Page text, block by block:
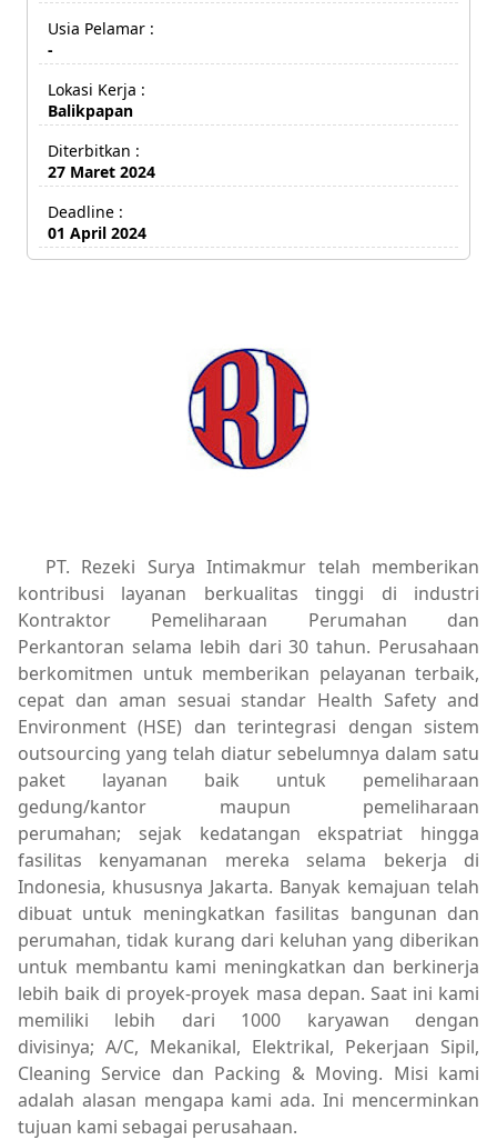
Usia Pelamar :
-
Lokasi Kerja :
Balikpapan
Diterbitkan :
27 Maret 2024
Deadline :
01 April 2024
PT. Rezeki Surya Intimakmur telah memberikan
kontribusi layanan berkualitas tinggi di industri
Kontraktor Pemeliharaan Perumahan dan
Perkantoran selama lebih dari 30 tahun. Perusahaan
berkomitmen untuk memberikan pelayanan terbaik,
cepat dan aman sesuai standar Health Safety and
Environment (HSE) dan terintegrasi dengan sistem
outsourcing yang telah diatur sebelumnya dalam satu
paket layanan baik untuk pemeliharaan
gedung/kantor maupun pemeliharaan
perumahan; sejak kedatangan ekspatriat hingga
fasilitas kenyamanan mereka selama bekerja di
Indonesia, khususnya Jakarta. Banyak kemajuan telah
dibuat untuk meningkatkan fasilitas bangunan dan
perumahan, tidak kurang dari keluhan yang diberikan
untuk membantu kami meningkatkan dan berkinerja
lebih baik di proyek-proyek masa depan. Saat ini kami
memiliki lebih dari 1000 karyawan dengan
divisinya; A/C, Mekanikal, Elektrikal, Pekerjaan Sipil,
Cleaning Service dan Packing & Moving. Misi kami
adalah alasan mengapa kami ada. Ini mencerminkan
tujuan kami sebagai perusahaan.